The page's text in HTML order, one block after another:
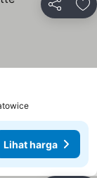
Bagikan
Lihat harga